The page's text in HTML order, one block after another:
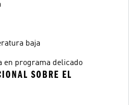
baja
en programa delicado
SOBRE EL